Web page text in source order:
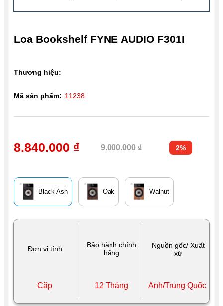
Đơn vị tính
Bảo hành chính
hãng
Nguồn gốc/ Xuất
xứ
Cặp 12 Tháng Anh/Trung Quốc
Loa Bookshelf FYNE AUDIO F301I
Black Ash Oak Walnut
8.840.000 ₫ 9.000.000 ₫ 2%
Thương hiệu:
Mã sản phẩm: 11238